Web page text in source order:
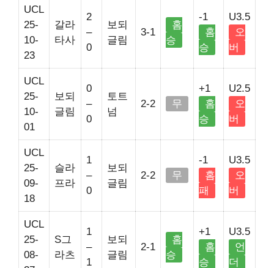
UCL
25-
10-
23
갈라
타사
2
–
0
보되
글림
3-1
홈
승
-1
홈
승
U3.5
오
버
UCL
25-
10-
01
보되
글림
0
–
0
토트
넘
2-2 무
+1
홈
승
U2.5
오
버
UCL
25-
09-
18
슬라
프라
1
–
0
보되
글림
2-2 무
-1
홈
패
U3.5
오
버
UCL
25-
08-
S그
라츠
1
–
1
보되
글림
2-1
홈
승
+1
홈
승
U3.5
언
더